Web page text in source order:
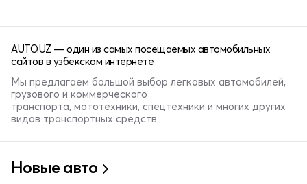
AUTO.UZ — один из самых посещаемых автомобильных
сайтов в узбекском интернете
Мы предлагаем большой выбор легковых автомобилей,
грузового и коммерческого
транспорта, мототехники, спецтехники и многих других
видов транспортных средств
Новые авто